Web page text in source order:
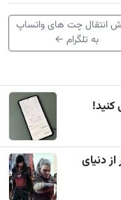
انتقال چت های واتساپ
به تلگرام ←
کنید!
در سال 2026: فرار از دنیای